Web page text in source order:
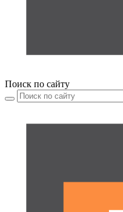
Поиск по сайту